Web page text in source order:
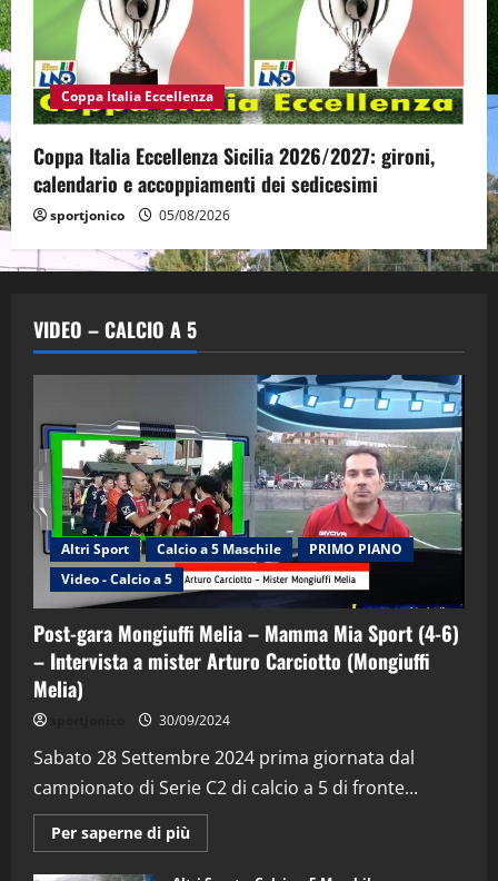
Coppa Italia Eccellenza
Coppa Italia Eccellenza Sicilia 2026/2027: gironi,
calendario e accoppiamenti dei sedicesimi
sportjonico 05/08/2026
VIDEO – CALCIO A 5
Altri Sport Calcio a 5 Maschile
PRIMO PIANO
Video - Calcio a 5
Post-gara Mongiuffi Melia – Mamma Mia Sport (4-6)
– Intervista a mister Arturo Carciotto (Mongiuffi
Melia)
30/09/2024
Sabato 28 Settembre 2024 prima giornata dal
campionato di Serie C2 di calcio a 5 di fronte...
Per saperne di più
informazioni
2
“SportEmpire” in Podcast: 29^ Puntata
(Martedi 28 Aprile 2026)
28/04/2026
"SportEmpire" in Podcast